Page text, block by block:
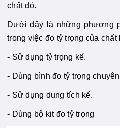
chất đó.
Dưới đây là những phương
trong việc đo tỷ trọng của chất
- Sử dụng tỷ trọng kế.
- Dùng bình đo tỷ trọng
- Sử dụng dung tích kế.
- Dùng bộ kit đo tỷ trọng